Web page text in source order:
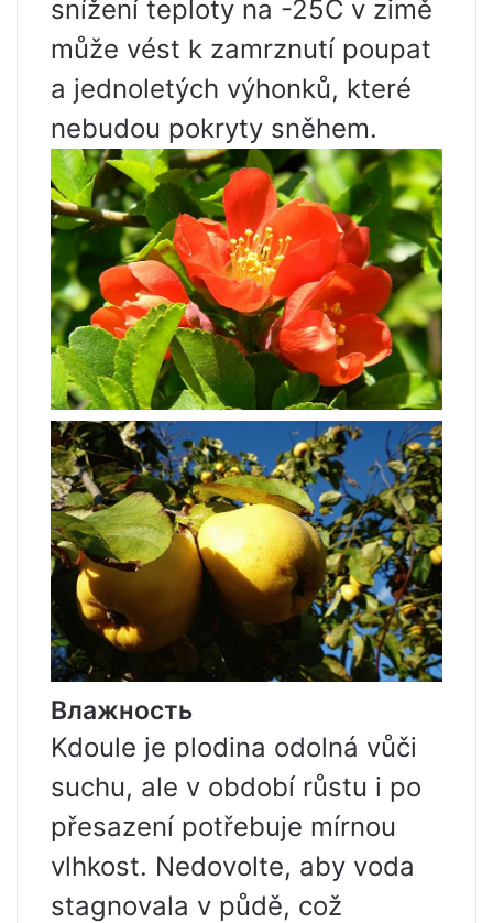
snížení teploty na -25C v zimě
může vést k zamrznutí poupat
a jednoletých výhonků, které
nebudou pokryty sněhem.
Влажность
Kdoule je plodina odolná vůči
suchu, ale v období růstu i po
přesazení potřebuje mírnou
vlhkost. Nedovolte, aby voda
stagnovala v půdě, což